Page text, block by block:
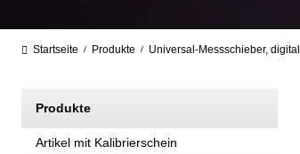
Startseite / Produkte / Universal-Messschieber, digital
Produkte
Artikel mit Kalibrierschein